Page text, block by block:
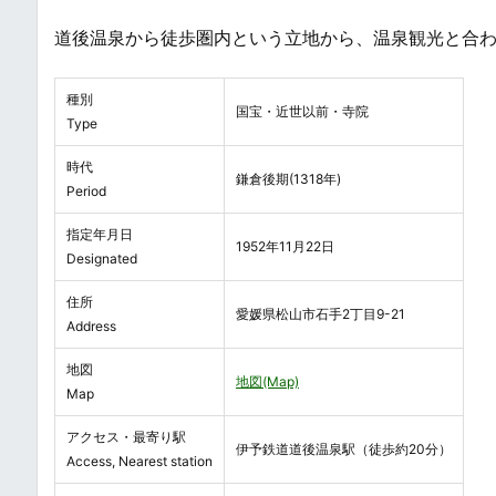
道後温泉から徒歩圏内という立地から、温泉観光と合
種別
Type
国宝・近世以前・寺院
時代
Period
鎌倉後期(1318年)
指定年月日
Designated
1952年11月22日
住所
Address
愛媛県松山市石手2丁目9-21
地図
Map
地図(Map)
アクセス・最寄り駅
Access, Nearest station
伊予鉄道道後温泉駅（徒歩約20分）